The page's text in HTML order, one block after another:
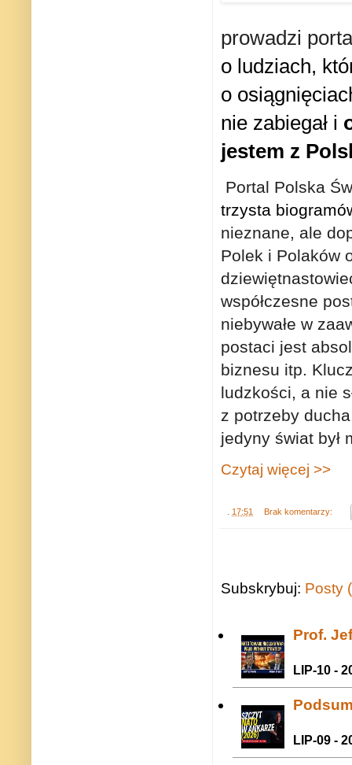
prowadzi
o ludziach,
o
nie zabiegał i
jestem z
Portal Polska
trzysta
nieznane, ale
Polek i Polaków
współczesne
niebywałe w
postaci jest
biznesu itp.
ludzkości, a nie
z potrzeby
jedyny świat
Czytaj więcej >>
17:51 Brak komentarzy:
Subskrybuj: Posty
Prof.
LIP-10 -
LIP-09 -